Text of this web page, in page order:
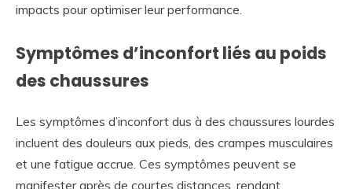
impacts pour optimiser leur performance.
Symptômes d’inconfort liés au poids
des chaussures
Les symptômes d’inconfort dus à des chaussures lourdes
incluent des douleurs aux pieds, des crampes musculaires
et une fatigue accrue. Ces symptômes peuvent se
manifester après de courtes distances, rendant